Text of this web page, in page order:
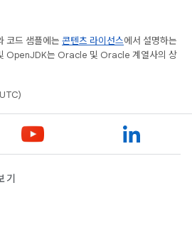
코드 샘플에는 콘텐츠 라이선스에서 설명하는
OpenJDK는 Oracle 및 Oracle 계열사의 상
기